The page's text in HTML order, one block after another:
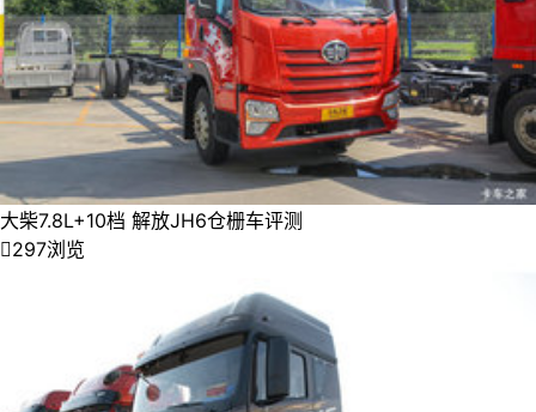
大柴7.8L+10档 解放JH6仓栅车评测
297浏览